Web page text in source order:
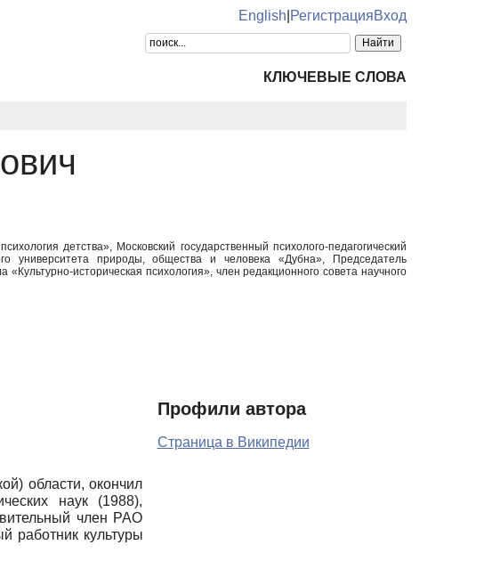
English РегистрацияВход
КЛЮЧЕВЫЕ СЛОВА
детства», Московский государственный психолого-педагогический
природы, общества и человека «Дубна», Председатель
историческая психология», член редакционного совета научного
области, окончил
наук (1988),
член РАО
работник культуры
Профили автора
Страница в Википедии